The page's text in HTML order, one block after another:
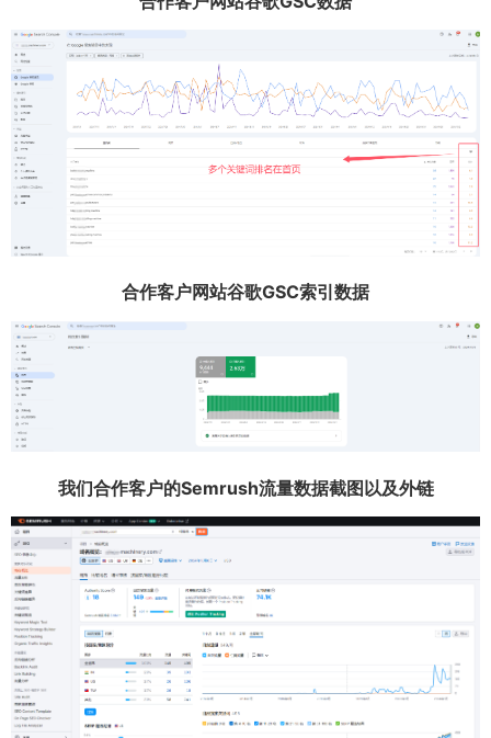
合作客户网站谷歌GSC索引数据
我们合作客户的Semrush流量数据截图以及外链